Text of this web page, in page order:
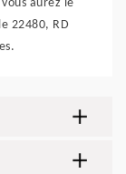
aurez le
22480, RD